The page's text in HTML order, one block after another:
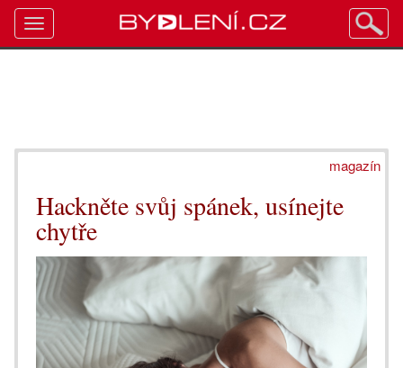
magazín
Hackněte svůj spánek, usínejte
chytře
Toggle
navigation